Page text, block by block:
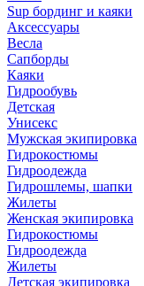
Sup бординг и каяки
Аксессуары
Весла
Сапборды
Каяки
Гидрообувь
Детская
Унисекс
Мужская экипировка
Гидрокостюмы
Гидроодежда
Гидрошлемы, шапки
Жилеты
Женская экипировка
Гидрокостюмы
Гидроодежда
Жилеты
Детская экипировка